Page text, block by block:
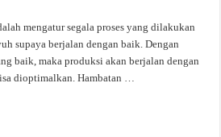
mengatur segala proses yang dilakukan
supaya berjalan dengan baik. Dengan
baik, maka produksi akan berjalan dengan
dioptimalkan. Hambatan …